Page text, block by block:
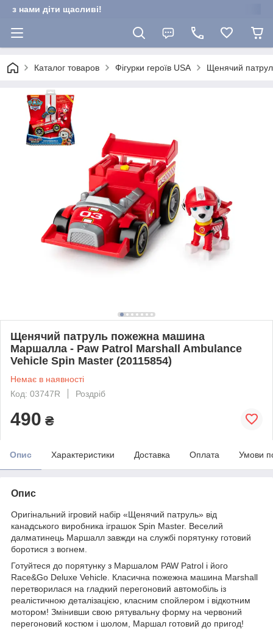
з нами діти щасливі!
Каталог товаров Фігурки героїв USA Щенячий
Щенячий патруль пожежна машина
Маршалла - Paw Patrol Marshall Ambulance
Vehicle Spin Master (20115854)
Немає в наявності
Код: 03747R
Роздріб
490 ₴
Опис Характеристики Доставка Оплата Умови
Опис
Оригінальний ігровий набір «Щенячий патруль» від
канадського виробника іграшок Spin Master. Веселий
далматинець Маршалл завжди на службі порятунку готовий
боротися з вогнем.
Готуйтеся до порятунку з Маршалом PAW Patrol і його
Race&Go Deluxe Vehicle. Класична пожежна машина Marshall
перетворилася на гладкий перегоновий автомобіль із
реалістичною деталізацією, класним спойлером і відкотним
мотором! Змінивши свою рятувальну форму на червоний
перегоновий костюм і шолом, Маршал готовий до пригод!